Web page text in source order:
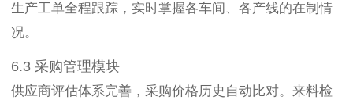
生产工单全程跟踪，实时掌握各车间、各产线的在制情
况。
6.3 采购管理模块
供应商评估体系完善，采购价格历史自动比对。来料检